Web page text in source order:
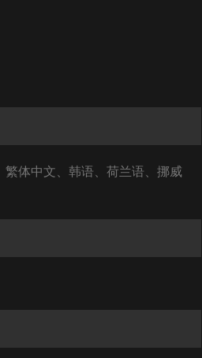
体中文、韩语、荷兰语、挪威